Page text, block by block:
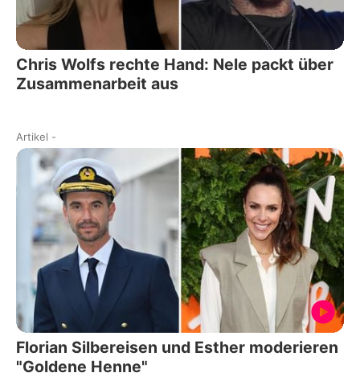
Chris Wolfs rechte Hand: Nele packt über
Zusammenarbeit aus
Artikel -
Florian Silbereisen und Esther moderieren
"Goldene Henne"